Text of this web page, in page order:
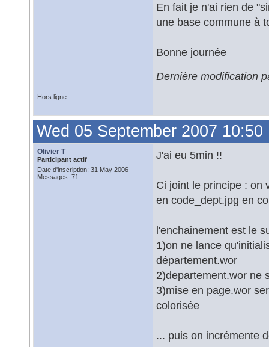
En fait je n'ai rien de
une base commune à
Bonne journée
Dernière modification
Hors ligne
Wed 05 September 2007 10:50
Olivier T
Participant actif
Date d'inscription: 31 May 2006
Messages: 71
J'ai eu 5min !!
Ci joint le principe : on
en code_dept.jpg en
l'enchainement est le
1)on ne lance
département.wor
2)departement.wor ne
3)mise en page.wor
colorisée
... puis on incrémente